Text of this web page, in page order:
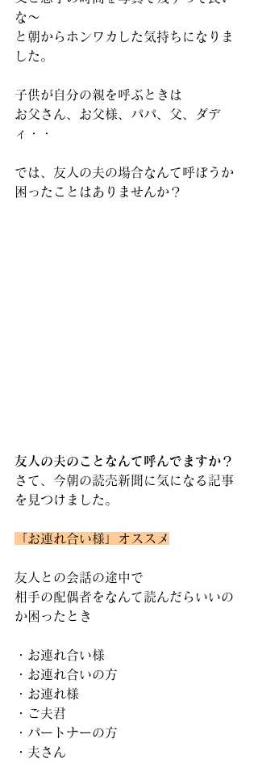
な～
と朝からホンワカした気持ちになりま
した。
子供が自分の親を呼ぶときは
お父さん、お父様、パパ、父、ダデ
ィ・・
では、友人の夫の場合なんて呼ぼうか
困ったことはありませんか？
友人の夫のことなんて呼んでますか？
さて、今朝の読売新聞に気になる記事
を見つけました。
「お連れ合い様」オススメ
友人との会話の途中で
相手の配偶者をなんて読んだらいいの
か困ったとき
・お連れ合い様
・お連れ合いの方
・お連れ様
・ご夫君
・パートナーの方
・夫さん